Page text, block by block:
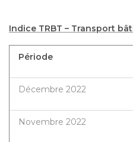
Indice TRBT – Transport
Période
Décembre 2022
Novembre 2022